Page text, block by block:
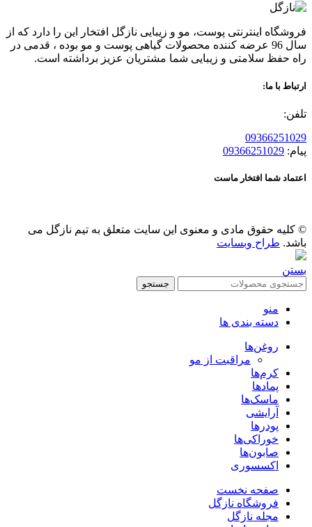
فروشگاه اینترنتی پوست، مو و زیبایی نازگل افتخار این را دارد که از
سال 96 عرضه کننده محصولات گیاهی پوست و مو بوده ، قدمی در
راه حفظ سلامتی و زیبایی شما مشتریان عزیز برداشته است.
ارتباط با ما:
تلفن:
09366251029
پیام: 09366251029
اعتماد شما افتخار ماست
© کلیه حقوق مادی و معنوی این سایت متعلق به تیم نازگل می
باشد. طراح وبسایت
بستن
جستجو
منو
دسته بندی ها
روغن‌ها
مراقبت از مو
کرم‌ها
پمادها
ماسک‌ها
آرایشی
پودرها
خوراکی‌ها
صابون‌ها
اکسسوری
صفحه نخست
فروشگاه نازگل
مجله نازگل